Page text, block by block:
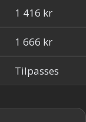
1 416 kr
1 666 kr
Tilpasses